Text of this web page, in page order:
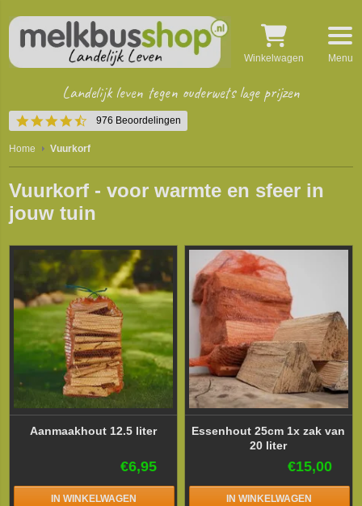
4.5
star
rating
976 Beoordelingen
Landelijk leven tegen ouderwets lage prijzen
Winkelwagen Menu
Home Vuurkorf
Vuurkorf - voor warmte en sfeer in
jouw tuin
Aanmaakhout 12.5 liter
€6,95
IN WINKELWAGEN
Essenhout 25cm 1x zak van
20 liter
€15,00
IN WINKELWAGEN